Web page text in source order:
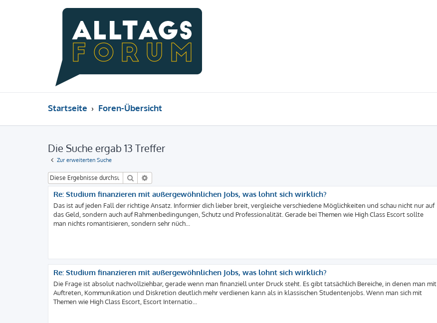
Startseite Foren-Übersicht
Die Suche ergab 13 Treffer
Zur erweiterten Suche
Suche
Re: Studium finanzieren mit außergewöhnlichen Jobs, was lohnt sich wirklich?
Das ist auf jeden Fall der richtige Ansatz. Informier dich lieber breit, vergleiche verschiedene Möglichkeiten und schau nicht nur auf
das Geld, sondern auch auf Rahmenbedingungen, Schutz und Professionalität. Gerade bei Themen wie High Class Escort sollte
man nichts romantisieren, sondern sehr nüch...
Re: Studium finanzieren mit außergewöhnlichen Jobs, was lohnt sich wirklich?
Die Frage ist absolut nachvollziehbar, gerade wenn man finanziell unter Druck steht. Es gibt tatsächlich Bereiche, in denen man mit
Auftreten, Kommunikation und Diskretion deutlich mehr verdienen kann als in klassischen Studentenjobs. Wenn man sich mit
Themen wie High Class Escort, Escort Internatio...